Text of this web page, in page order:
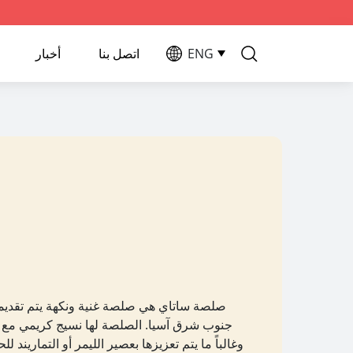
أخبار اتصل بنا ENG
صلصة ساتاي هي صلصة غنية ونكهة يتم
جنوب شرق آسيا. الصلصة لها نسيج كريمي مع
وغالباً ما يتم تعزيزها بعصير الليمر أو